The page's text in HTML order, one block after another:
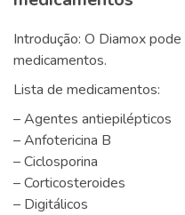
Introdução: O Diamox
medicamentos.
Lista de medicamentos:
– Agentes antiepilépticos
– Anfotericina B
– Ciclosporina
– Corticosteroides
– Digitálicos